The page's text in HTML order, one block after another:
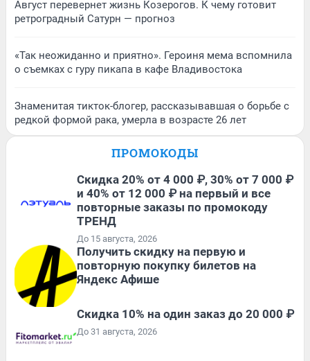
Август перевернет жизнь Козерогов. К чему готовит
ретроградный Сатурн — прогноз
«Так неожиданно и приятно». Героиня мема вспомнила
о съемках с гуру пикапа в кафе Владивостока
Знаменитая тикток-блогер, рассказывавшая о борьбе с
редкой формой рака, умерла в возрасте 26 лет
ПРОМОКОДЫ
Скидка 20% от 4 000 ₽, 30% от 7 000 ₽
и 40% от 12 000 ₽ на первый и все
повторные заказы по промокоду
ТРЕНД
До 15 августа, 2026
Получить скидку на первую и
повторную покупку билетов на
Яндекс Афише
Скидка 10% на один заказ до 20 000 ₽
До 31 августа, 2026